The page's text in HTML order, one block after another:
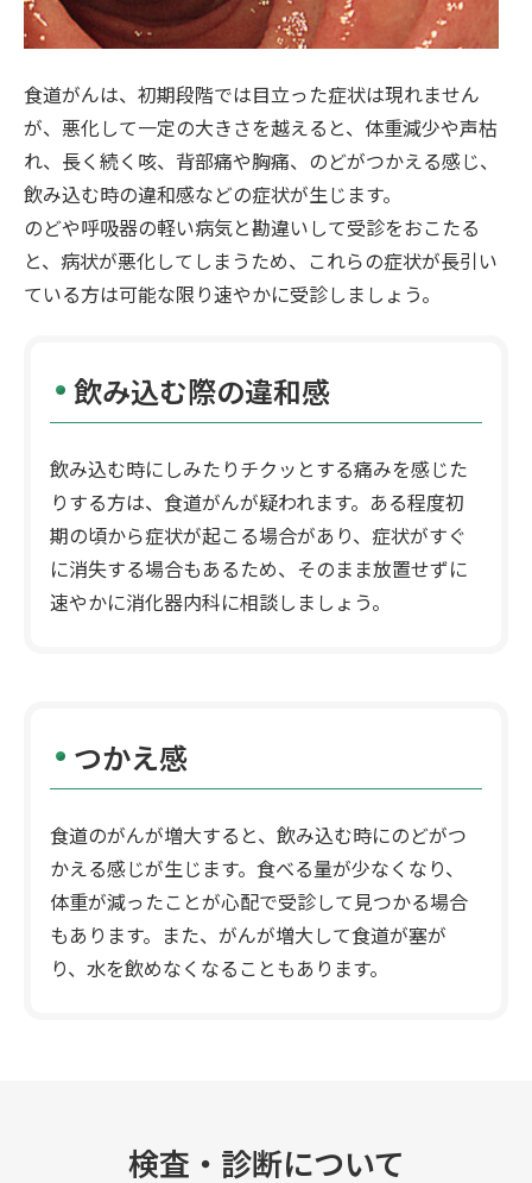
食道がんは、初期段階では目立った症状は現れません
が、悪化して一定の大きさを越えると、体重減少や声枯
れ、長く続く咳、背部痛や胸痛、のどがつかえる感じ、
飲み込む時の違和感などの症状が生じます。
のどや呼吸器の軽い病気と勘違いして受診をおこたる
と、病状が悪化してしまうため、これらの症状が長引い
ている方は可能な限り速やかに受診しましょう。
飲み込む際の違和感
飲み込む時にしみたりチクッとする痛みを感じた
りする方は、食道がんが疑われます。ある程度初
期の頃から症状が起こる場合があり、症状がすぐ
に消失する場合もあるため、そのまま放置せずに
速やかに消化器内科に相談しましょう。
つかえ感
食道のがんが増大すると、飲み込む時にのどがつ
かえる感じが生じます。食べる量が少なくなり、
体重が減ったことが心配で受診して見つかる場合
もあります。また、がんが増大して食道が塞が
り、水を飲めなくなることもあります。
検査・診断について